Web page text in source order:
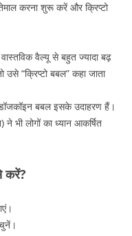
करना शुरू करें और क्रिप्टो
वैल्यू से बहुत ज्यादा बढ़
“क्रिप्टो बबल” कहा जाता
बबल इसके उदाहरण हैं।
भी लोगों का ध्यान आकर्षित
करें?